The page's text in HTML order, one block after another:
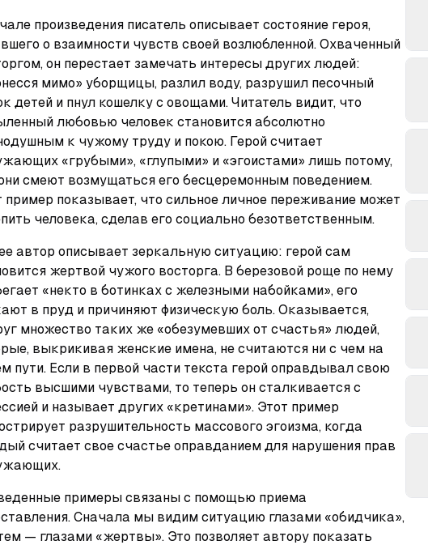
произведения писатель описывает состояние героя,
о взаимности чувств своей возлюбленной. Охваченный
он перестает замечать интересы других людей:
мимо» уборщицы, разлил воду, разрушил песочный
детей и пнул кошелку с овощами. Читатель видит, что
любовью человек становится абсолютно
к чужому труду и покою. Герой считает
«грубыми», «глупыми» и «эгоистами» лишь потому,
смеют возмущаться его бесцеремонным поведением.
пример показывает, что сильное личное переживание может
человека, сделав его социально безответственным.
автор описывает зеркальную ситуацию: герой сам
жертвой чужого восторга. В березовой роще по нему
«некто в ботинках с железными набойками», его
в пруд и причиняют физическую боль. Оказывается,
множество таких же «обезумевших от счастья» людей,
выкрикивая женские имена, не считаются ни с чем на
пути. Если в первой части текста герой оправдывал свою
высшими чувствами, то теперь он сталкивается с
и называет других «кретинами». Этот пример
разрушительность массового эгоизма, когда
считает свое счастье оправданием для нарушения прав
примеры связаны с помощью приема
Сначала мы видим ситуацию глазами «обидчика»,
— глазами «жертвы». Это позволяет автору показать